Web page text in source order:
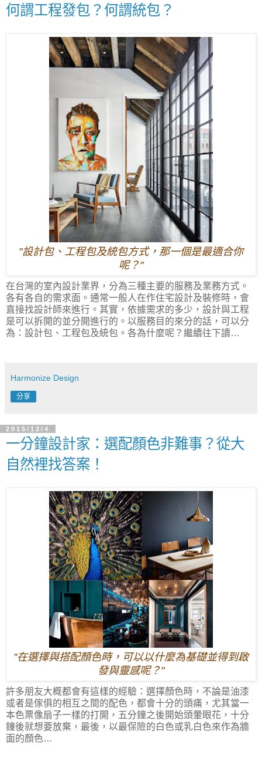
何謂工程發包？何謂統包？
"設計包、工程包及統包方式，那一個是最適合你
呢？"
在台灣的室內設計業界，分為三種主要的服務及業務方式。
各有各自的需求面。通常一般人在作住宅設計及裝修時，會
直接找設計師來進行。其實，依據需求的多少，設計與工程
是可以拆開的並分開進行的。以服務目的來分的話，可以分
為：設計包、工程包及統包。各為什麼呢？繼續往下讀…
Harmonize Design
分享
2015/12/4
一分鐘設計家：選配顏色非難事？從大
自然裡找答案！
"在選擇與搭配顏色時，可以以什麼為基礎並得到啟
發與靈感呢？"
許多朋友大概都會有這樣的經驗：選擇顏色時，不論是油漆
或者是傢俱的相互之間的配色，都會十分的頭痛，尤其當一
本色票像扇子一樣的打開，五分鐘之後開始頭暈眼花，十分
鐘後就想要放棄，最後，以最保險的白色或乳白色來作為牆
面的顏色…